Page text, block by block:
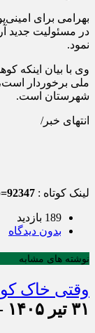
بهرامی برای
در مسئولیت جدید
نمود.
وی با بیان اینکه
ملی برخوردار
شهرستان است.
انتهای خبر/
لینک کوتاه :
189 بازدید
بدون دیدگاه
نوشته های مشابه
وقتی خاک
۳۱ تیر ۱۴۰۵ - ۱۸:۴۵